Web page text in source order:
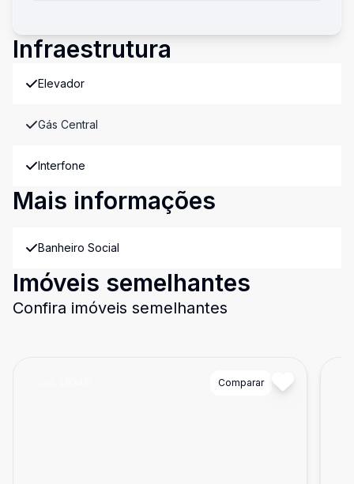
Infraestrutura
Elevador
Gás Central
Interfone
Mais informações
Banheiro Social
Imóveis semelhantes
Confira imóveis semelhantes
Comparar